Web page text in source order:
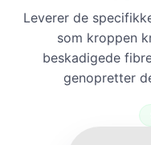
Leverer de
som kroppen
beskadigede
genopretter